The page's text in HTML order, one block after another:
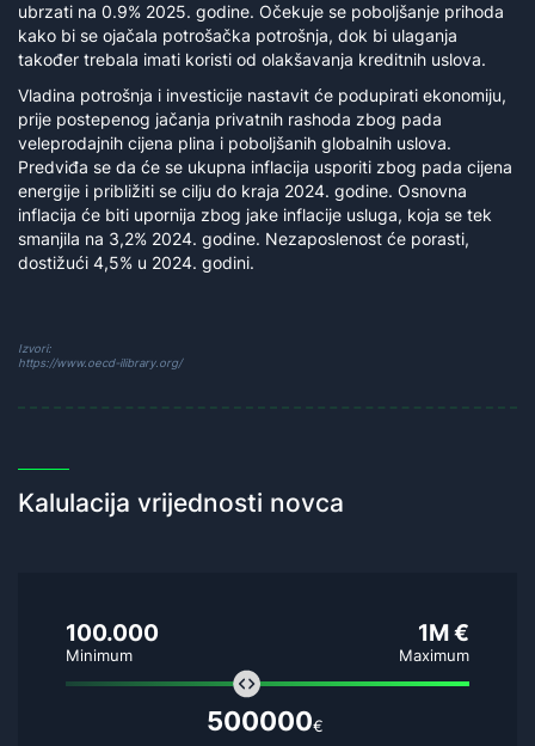
ubrzati na 0.9% 2025. godine. Očekuje se poboljšanje prihoda
kako bi se ojačala potrošačka potrošnja, dok bi ulaganja
također trebala imati koristi od olakšavanja kreditnih uslova.
Vladina potrošnja i investicije nastavit će podupirati ekonomiju,
prije postepenog jačanja privatnih rashoda zbog pada
veleprodajnih cijena plina i poboljšanih globalnih uslova.
Predviđa se da će se ukupna inflacija usporiti zbog pada cijena
energije i približiti se cilju do kraja 2024. godine. Osnovna
inflacija će biti upornija zbog jake inflacije usluga, koja se tek
smanjila na 3,2% 2024. godine. Nezaposlenost će porasti,
dostižući 4,5% u 2024. godini.
Izvori:
https://www.oecd-ilibrary.org/
Kalulacija vrijednosti novca
100.000
Minimum
1M €
Maximum
500000€